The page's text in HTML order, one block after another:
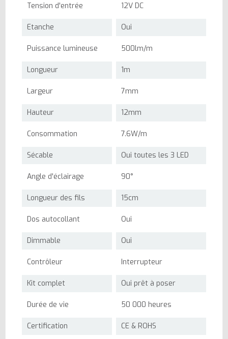
Tension d'entrée 12V DC
Etanche Oui
Puissance lumineuse 500lm/m
Longueur 1m
Largeur 7mm
Hauteur 12mm
Consommation 7.6W/m
Sécable Oui toutes les 3 LED
Angle d'éclairage 90°
Longueur des fils 15cm
Dos autocollant Oui
Dimmable Oui
Contrôleur Interrupteur
Kit complet Oui prêt à poser
Durée de vie 50 000 heures
Certification CE & ROHS